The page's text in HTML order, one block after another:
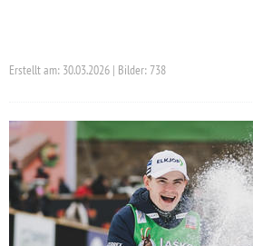
Erstellt am: 30.03.2026 | Bilder: 738